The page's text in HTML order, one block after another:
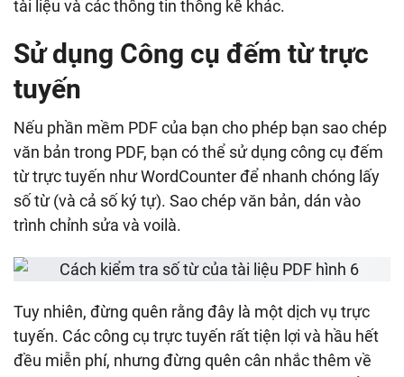
tài liệu và các thông tin thống kê khác.
Sử dụng Công cụ đếm từ trực
tuyến
Nếu phần mềm PDF của bạn cho phép bạn sao chép
văn bản trong PDF, bạn có thể sử dụng công cụ đếm
từ trực tuyến như WordCounter để nhanh chóng lấy
số từ (và cả số ký tự). Sao chép văn bản, dán vào
trình chỉnh sửa và voilà.
Tuy nhiên, đừng quên rằng đây là một dịch vụ trực
tuyến. Các công cụ trực tuyến rất tiện lợi và hầu hết
đều miễn phí, nhưng đừng quên cân nhắc thêm về